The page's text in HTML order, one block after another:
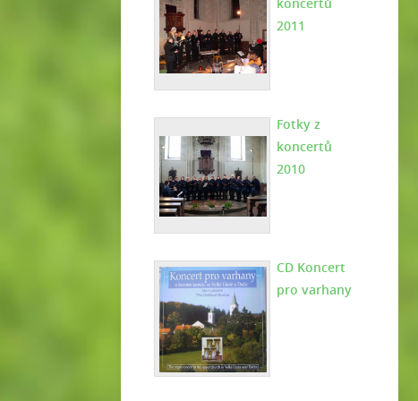
2011
Fotky z
koncertů
2010
CD Koncert
pro varhany